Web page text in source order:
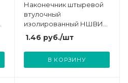
Наконечник штыревой
втулочный
изолированный НШВИ
2.5-12 TOKOV ELECTRIC
TKE-NSVI-2.5-12-C08/100
1.46 руб./шт
В КОРЗИНУ